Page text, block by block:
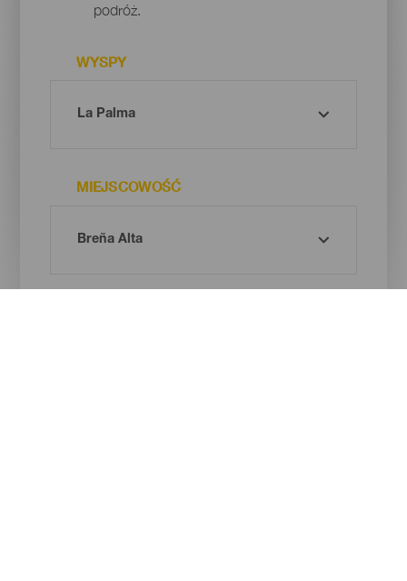
podróż.
WYSPY
MIEJSCOWOŚĆ